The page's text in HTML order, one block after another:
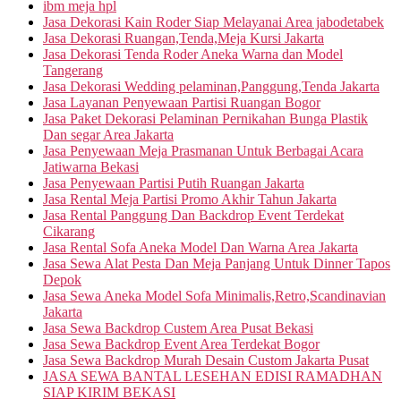
ibm meja hpl
Jasa Dekorasi Kain Roder Siap Melayanai Area jabodetabek
Jasa Dekorasi Ruangan,Tenda,Meja Kursi Jakarta
Jasa Dekorasi Tenda Roder Aneka Warna dan Model
Tangerang
Jasa Dekorasi Wedding pelaminan,Panggung,Tenda Jakarta
Jasa Layanan Penyewaan Partisi Ruangan Bogor
Jasa Paket Dekorasi Pelaminan Pernikahan Bunga Plastik
Dan segar Area Jakarta
Jasa Penyewaan Meja Prasmanan Untuk Berbagai Acara
Jatiwarna Bekasi
Jasa Penyewaan Partisi Putih Ruangan Jakarta
Jasa Rental Meja Partisi Promo Akhir Tahun Jakarta
Jasa Rental Panggung Dan Backdrop Event Terdekat
Cikarang
Jasa Rental Sofa Aneka Model Dan Warna Area Jakarta
Jasa Sewa Alat Pesta Dan Meja Panjang Untuk Dinner Tapos
Depok
Jasa Sewa Aneka Model Sofa Minimalis,Retro,Scandinavian
Jakarta
Jasa Sewa Backdrop Custem Area Pusat Bekasi
Jasa Sewa Backdrop Event Area Terdekat Bogor
Jasa Sewa Backdrop Murah Desain Custom Jakarta Pusat
JASA SEWA BANTAL LESEHAN EDISI RAMADHAN
SIAP KIRIM BEKASI